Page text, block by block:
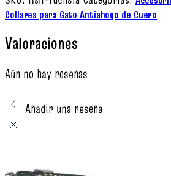
Collares para Gato Antiahogo de Cuero
Valoraciones
Aún no hay reseñas
Añadir una reseña